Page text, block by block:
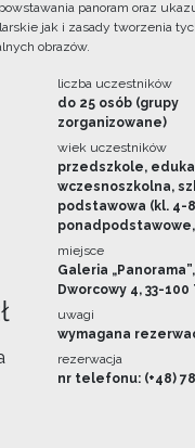
panoram oraz
jak i zasady tworzenia
obrazów.
liczba uczestników
do 25 osób (grupy
zorganizowane)
wiek uczestników
przedszkole,
wczesnoszkolna,
podstawowa (kl. 4-
miejsce
Galeria
Dworcowy 4, 33-100
uwagi
wymagana
rezerwacja
nr telefonu: (+48)